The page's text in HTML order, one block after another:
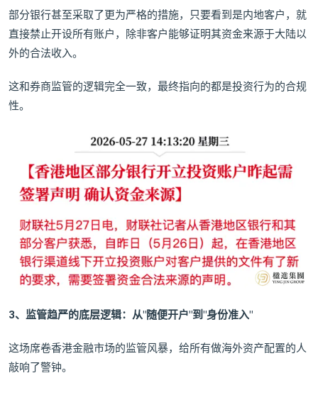
部分银行甚至采取了更为严格的措施，只要看到是内地客户，就
直接禁止开设所有账户，除非客户能够证明其资金来源于大陆以
外的合法收入。
这和券商监管的逻辑完全一致，最终指向的都是投资行为的合规
性。
3、监管趋严的底层逻辑：从"随便开户"到"身份准入"
这场席卷香港金融市场的监管风暴，给所有做海外资产配置的人
敲响了警钟。